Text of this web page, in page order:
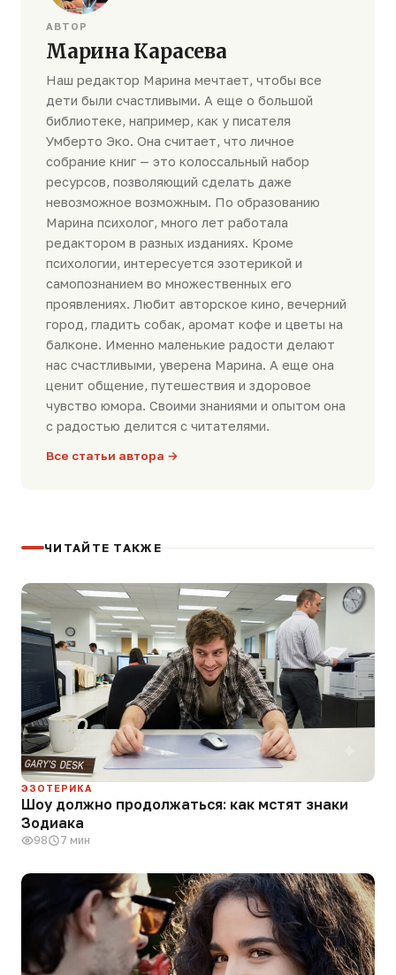
АВТОР
Марина Карасева
Наш редактор Марина мечтает, чтобы все
дети были счастливыми. А еще о большой
библиотеке, например, как у писателя
Умберто Эко. Она считает, что личное
собрание книг — это колоссальный набор
ресурсов, позволяющий сделать даже
невозможное возможным. По образованию
Марина психолог, много лет работала
редактором в разных изданиях. Кроме
психологии, интересуется эзотерикой и
самопознанием во множественных его
проявлениях. Любит авторское кино, вечерний
город, гладить собак, аромат кофе и цветы на
балконе. Именно маленькие радости делают
нас счастливыми, уверена Марина. А еще она
ценит общение, путешествия и здоровое
чувство юмора. Своими знаниями и опытом она
с радостью делится с читателями.
Все статьи автора →
ЧИТАЙТЕ ТАКЖЕ
ЭЗОТЕРИКА
Шоу должно продолжаться: как мстят знаки
Зодиака
98 7 мин